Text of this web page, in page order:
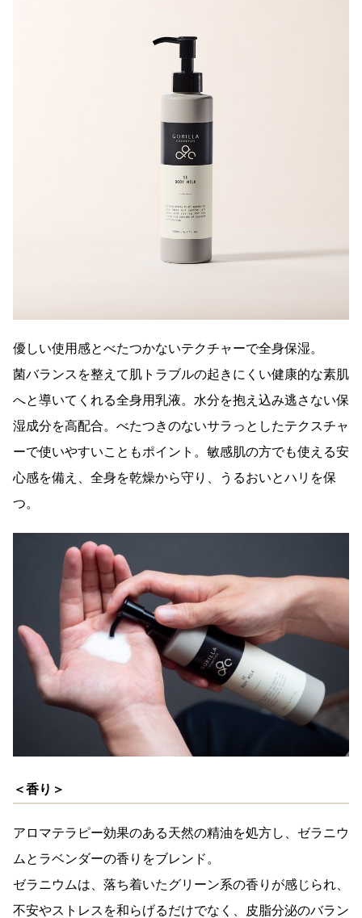
優しい使用感とべたつかないテクチャーで全身保湿。
菌バランスを整えて肌トラブルの起きにくい健康的な素肌
へと導いてくれる全身用乳液。水分を抱え込み逃さない保
湿成分を高配合。べたつきのないサラっとしたテクスチャ
ーで使いやすいこともポイント。敏感肌の方でも使える安
心感を備え、全身を乾燥から守り、うるおいとハリを保
つ。
＜香り＞
アロマテラピー効果のある天然の精油を処方し、ゼラニウ
ムとラベンダーの香りをブレンド。
ゼラニウムは、落ち着いたグリーン系の香りが感じられ、
不安やストレスを和らげるだけでなく、皮脂分泌のバラン